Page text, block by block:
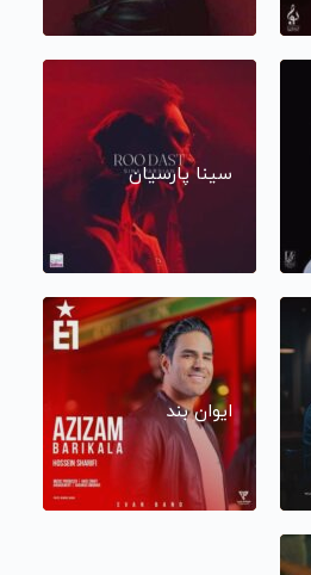
سینا پارسیان
ایوان بند